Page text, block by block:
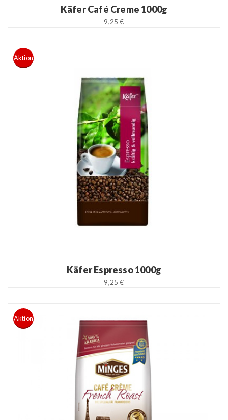
Käfer Café Creme 1000g
9,25 €
READ MORE
Käfer Espresso 1000g
Aktion
9,25 €
Aktion